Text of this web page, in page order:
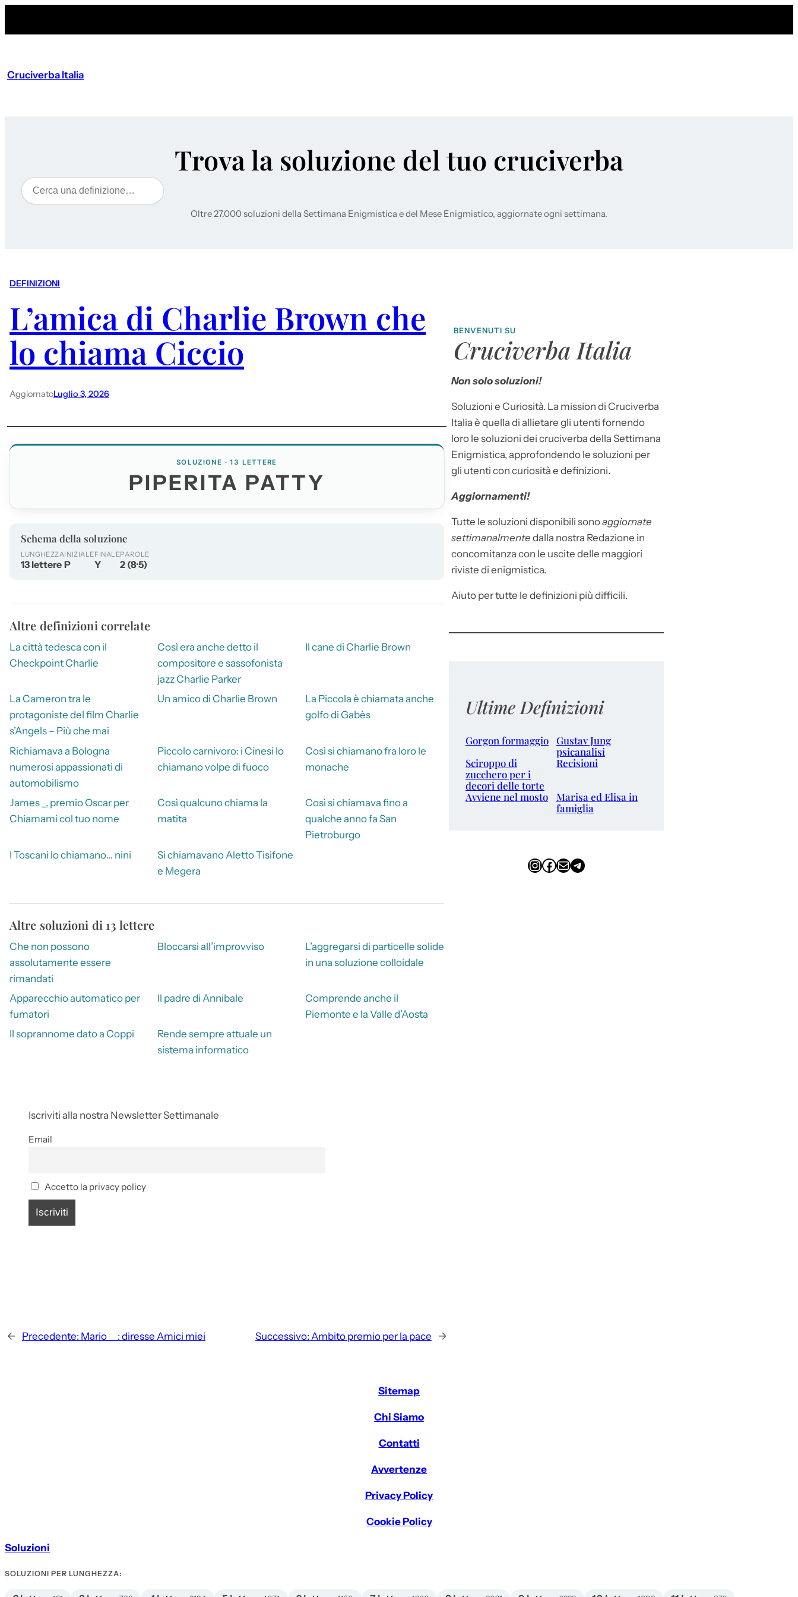
Cruciverba Italia
Trova la soluzione del tuo cruciverba
Cerca
Oltre 27.000 soluzioni della Settimana Enigmistica e del Mese Enigmistico, aggiornate ogni settimana.
DEFINIZIONI
L’amica di Charlie Brown che
lo chiama Ciccio
AggiornatoLuglio 3, 2026
SOLUZIONE · 13 LETTERE
PIPERITA PATTY
Schema della soluzione
LUNGHEZZA
13 lettere
INIZIALE
P
FINALE
Y
PAROLE
2 (8·5)
Altre definizioni correlate
La città tedesca con il
Checkpoint Charlie
Così era anche detto il
compositore e sassofonista
jazz Charlie Parker
Il cane di Charlie Brown
La Cameron tra le
protagoniste del film Charlie
s’Angels – Più che mai
Un amico di Charlie Brown
La Piccola è chiamata anche
golfo di Gabès
Richiamava a Bologna
numerosi appassionati di
automobilismo
Piccolo carnivoro: i Cinesi lo
chiamano volpe di fuoco
Così si chiamano fra loro le
monache
James _, premio Oscar per
Chiamami col tuo nome
Così qualcuno chiama la
matita
Così si chiamava fino a
qualche anno fa San
Pietroburgo
I Toscani lo chiamano… nini
Si chiamavano Aletto Tisifone
e Megera
Altre soluzioni di 13 lettere
Che non possono
assolutamente essere
rimandati
Bloccarsi all’improvviso
L’aggregarsi di particelle solide
in una soluzione colloidale
Apparecchio automatico per
fumatori
Il padre di Annibale
Comprende anche il
Piemonte e la Valle d’Aosta
Il soprannome dato a Coppi
Rende sempre attuale un
sistema informatico
Iscriviti alla nostra Newsletter Settimanale
Email
Accetto la privacy policy
← Precedente: Mario __: diresse Amici miei Successivo: Ambito premio per la pace →
BENVENUTI SU
Cruciverba Italia
Non solo soluzioni!
Soluzioni e Curiosità. La mission di Cruciverba
Italia è quella di allietare gli utenti fornendo
loro le soluzioni dei cruciverba della Settimana
Enigmistica, approfondendo le soluzioni per
gli utenti con curiosità e definizioni.
Aggiornamenti!
Tutte le soluzioni disponibili sonoaggiornate
settimanalmente dalla nostra Redazione in
concomitanza con le uscite delle maggiori
riviste di enigmistica.
Aiuto per tutte le definizioni più difficili.
Ultime Definizioni
Gorgon formaggio Gustav Jung
psicanalisi
Sciroppo di
zucchero per i
decori delle torte
Recisioni
Avviene nel mosto
Marisa ed Elisa in
famiglia
InstagramFacebook Email Telegram
Sitemap
Chi Siamo
Contatti
Avvertenze
Privacy Policy
Cookie Policy
Soluzioni
SOLUZIONI PER LUNGHEZZA: